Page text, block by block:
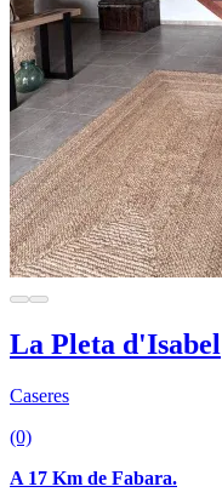
La Pleta d'Isabel
Caseres
(0)
A 17 Km de Fabara.